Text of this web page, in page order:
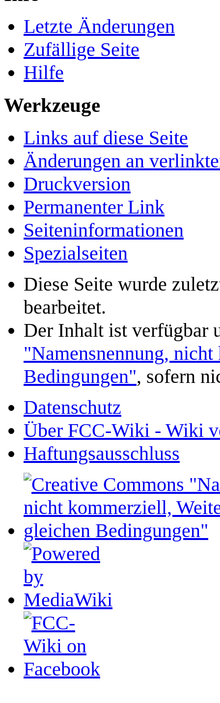
Letzte Änderungen
Zufällige Seite
Hilfe
Werkzeuge
Links auf diese Seite
Änderungen an
Druckversion
Permanenter Link
Seiten­­informationen
Spezialseiten
Diese Seite wurde
bearbeitet.
Der Inhalt ist verfügbar
"Namensnennung,
Bedingungen", sofern
Datenschutz
Über FCC-Wiki - Wiki
Haftungsausschluss